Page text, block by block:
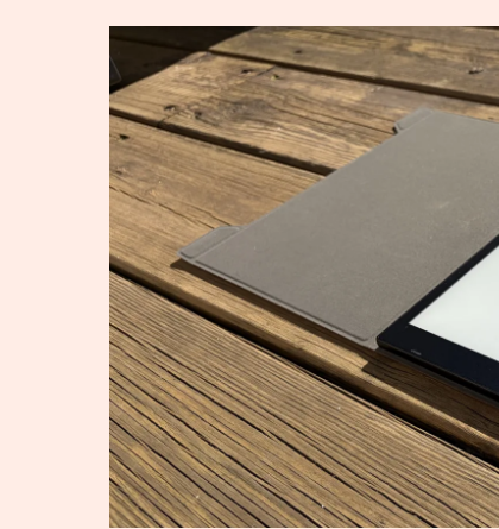
Pro
IA
:
la
tablette
E-
Ink
française
qui
retranscrit
vos
notes
manuscrites